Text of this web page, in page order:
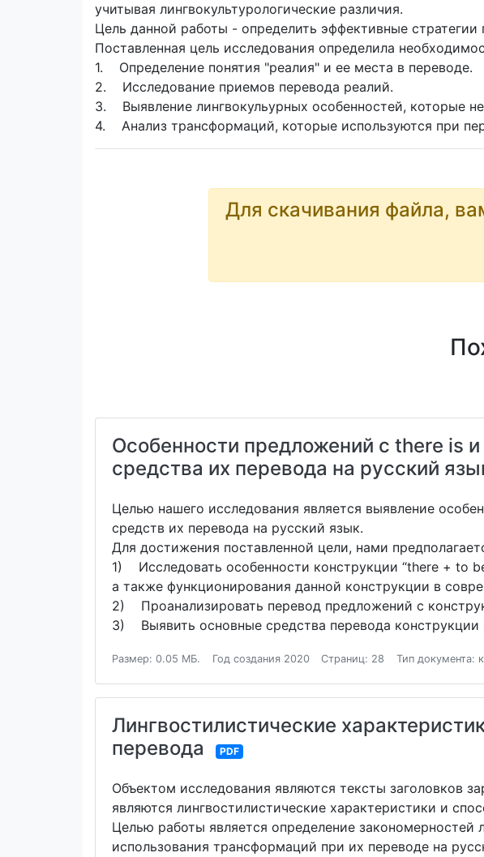
учитывая лингвокультурологические различия.
Цель данной работы - определить эффективные
Поставленная цель исследования определила
1. Определение понятия "реалия" и ее места в переводе.
2. Исследование приемов перевода реалий.
3. Выявление лингвокульурных особенностей, которые
4. Анализ трансформаций, которые используются при
Для скачивания файла,
Особенности предложений с there is
средства их перевода на русский
Целью нашего исследования является выявление
средств их перевода на русский язык.
Для достижения поставленной цели, нами
1) Исследовать особенности конструкции “there + to
а также функционирования данной конструкции в
2) Проанализировать перевод предложений с
3) Выявить основные средства перевода конструкции
Размер: 0.05 МБ. Год создания 2020 Страниц: 28 Тип документа:
Лингвостилистические
перевода
PDF
Объектом исследования являются тексты заголовков
являются лингвостилистические характеристики и
Целью работы является определение закономерностей
использования трансформаций при их переводе на